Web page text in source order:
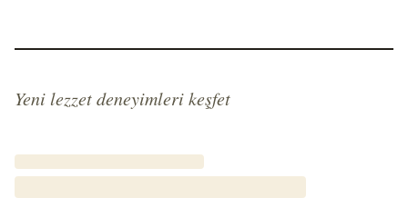
Yeni lezzet deneyimleri keşfet